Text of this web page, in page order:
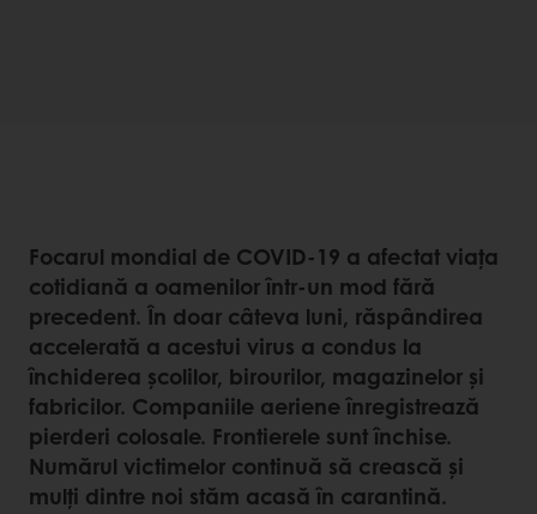
Focarul mondial de COVID-19 a afectat viața
cotidiană a oamenilor într-un mod fără
precedent. În doar câteva luni, răspândirea
accelerată a acestui virus a condus la
închiderea școlilor, birourilor, magazinelor și
fabricilor. Companiile aeriene înregistrează
pierderi colosale. Frontierele sunt închise.
Numărul victimelor continuă să crească și
mulți dintre noi stăm acasă în carantină.